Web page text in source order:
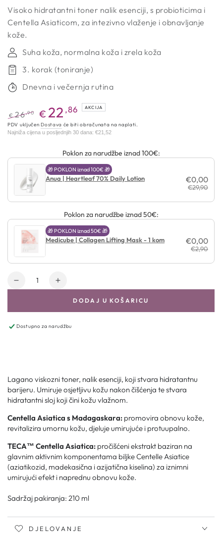
Visoko hidratantni toner nalik esenciji, s probioticima i
Centella Asiaticom, za intezivno vlaženje i obnavljanje
kože.
Suha koža, normalna koža i zrela koža
3. korak (toniranje)
Dnevna i večernja rutina
Redovna
cijena
€ 26,90
Akcijska
cijena
€ 22 ,86 AKCIJA
PDV uključenDostava će biti obračunata na naplati.
Najniža cijena u posljednjih 30 dana: €21,52
Poklon za narudžbe iznad 100€:
🎁 POKLON iznad 100€ 🎁
Anua | Heartleaf 70% Daily Lotion €0,00
€29,90
Poklon za narudžbe iznad 50€:
🎁 POKLON iznad 50€ 🎁
Medicube | Collagen Lifting Mask - 1 kom €0,00
€2,90
Količina
DODAJ U KOŠARICU
Dostupno za narudžbu
Lagano viskozni toner, nalik esenciji, koji stvara hidratantnu
barijeru. Umiruje osjetljivu kožu nakon čišćenja te stvara
hidratantni sloj koji čini kožu vlažnom.
Centella Asiatica s Madagaskara: promovira obnovu kože,
revitalizira umornu kožu, djeluje umirujuće i protuupalno.
TECA™ Centella Asiatica: pročišćeni ekstrakt baziran na
glavnim aktivnim komponentama biljke Centelle Asiatice
(aziatikozid, madekasična i azijatična kiselina) za iznimni
umirujući efekt i naprednu obnovu kože.
Sadržaj pakiranja: 210 ml
DJELOVANJE